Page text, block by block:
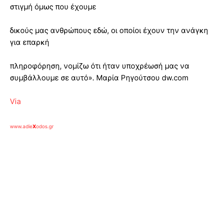
στιγμή όμως που έχουμε
δικούς μας ανθρώπους εδώ, οι οποίοι έχουν την ανάγκη
για επαρκή
πληροφόρηση, νομίζω ότι ήταν υποχρέωσή μας να
συμβάλλουμε σε αυτό». Μαρία Ρηγούτσου dw.com
Via
www.adieXodos.gr